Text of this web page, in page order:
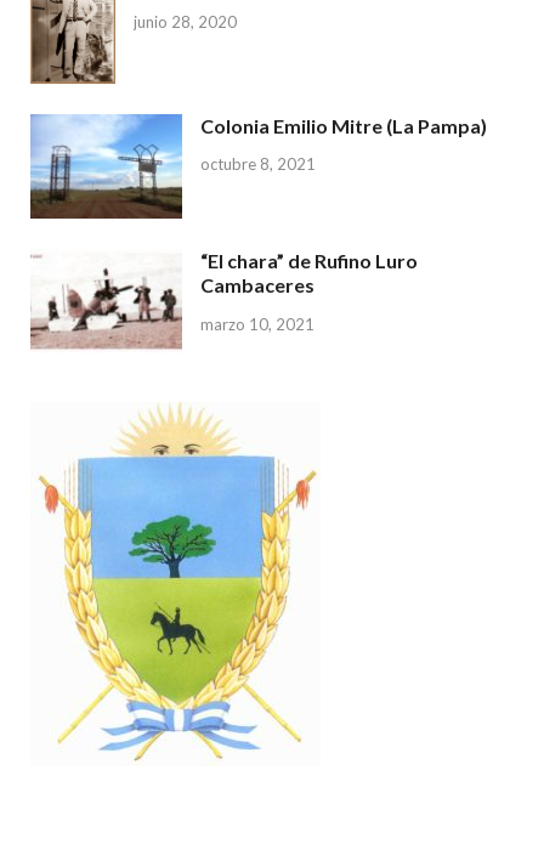
junio 28, 2020
Colonia Emilio Mitre (La Pampa)
octubre 8, 2021
“El chara” de Rufino Luro
Cambaceres
marzo 10, 2021